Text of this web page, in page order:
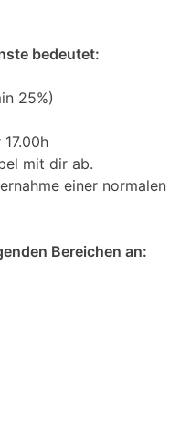
bedeutet:
25%)
mit dir ab.
einer normalen
Bereichen an: